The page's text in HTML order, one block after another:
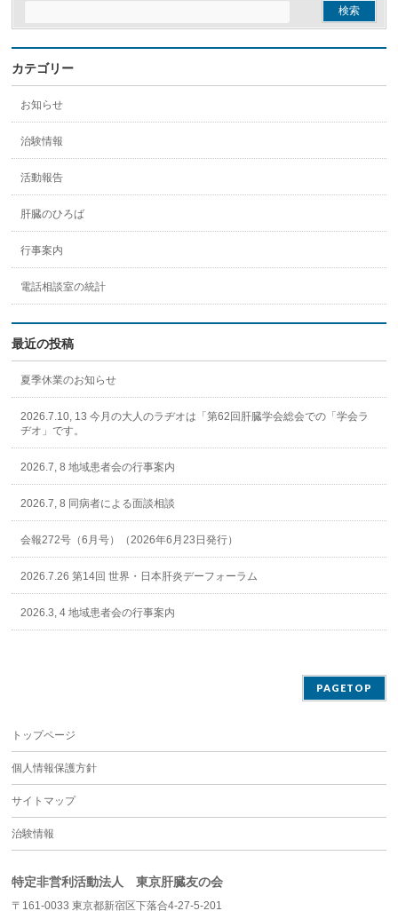
カテゴリー
お知らせ
治験情報
活動報告
肝臓のひろば
行事案内
電話相談室の統計
最近の投稿
夏季休業のお知らせ
2026.7.10, 13 今月の大人のラヂオは「第62回肝臓学会総会での「学会ラ
ヂオ」です。
2026.7, 8 地域患者会の行事案内
2026.7, 8 同病者による面談相談
会報272号（6月号）（2026年6月23日発行）
2026.7.26 第14回 世界・日本肝炎デーフォーラム
2026.3, 4 地域患者会の行事案内
PAGETOP
トップページ
個人情報保護方針
サイトマップ
治験情報
特定非営利活動法人 東京肝臓友の会
〒161-0033 東京都新宿区下落合4-27-5-201